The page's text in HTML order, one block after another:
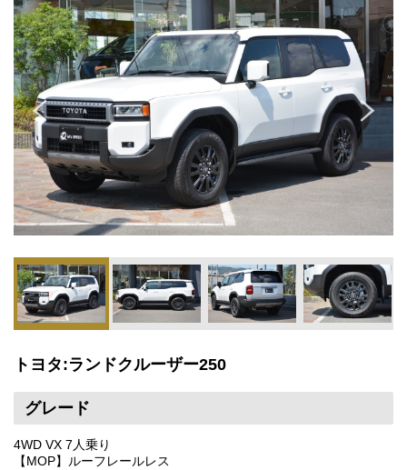
トヨタ:ランドクルーザー250
グレード
4WD VX 7人乗り
【MOP】ルーフレールレス